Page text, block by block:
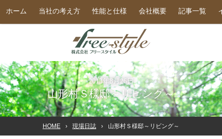
ホーム 当社の考え方 性能と仕様 会社概要 記事一覧
2013年8月26日
山形村Ｓ様邸～リビング～
HOME 現場日誌 山形村Ｓ様邸～リビング～